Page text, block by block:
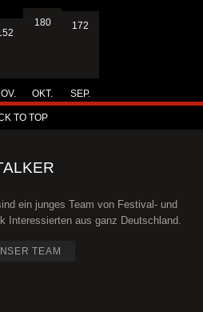
180
OKT.
172
SEP.
TO TOP
ein junges Team von Festival- und
Interessierten aus ganz Deutschland.
TEAM